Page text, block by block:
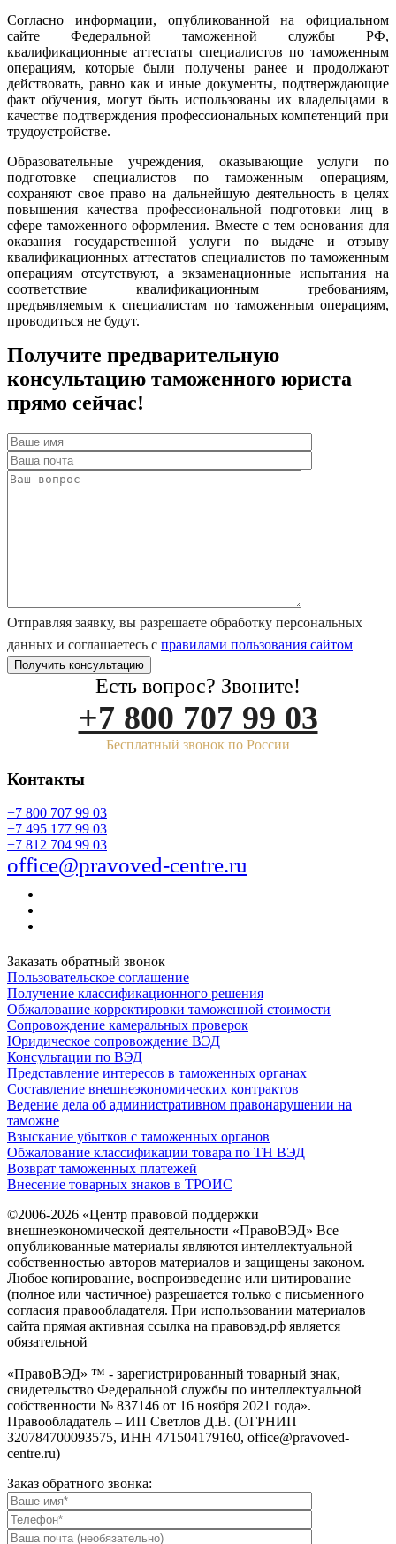
Согласно информации, опубликованной на официальном
сайте Федеральной таможенной службы РФ,
квалификационные аттестаты специалистов по таможенным
операциям, которые были получены ранее и продолжают
действовать, равно как и иные документы, подтверждающие
факт обучения, могут быть использованы их владельцами в
качестве подтверждения профессиональных компетенций при
трудоустройстве.
Образовательные учреждения, оказывающие услуги по
подготовке специалистов по таможенным операциям,
сохраняют свое право на дальнейшую деятельность в целях
повышения качества профессиональной подготовки лиц в
сфере таможенного оформления. Вместе с тем основания для
оказания государственной услуги по выдаче и отзыву
квалификационных аттестатов специалистов по таможенным
операциям отсутствуют, а экзаменационные испытания на
соответствие квалификационным требованиям,
предъявляемым к специалистам по таможенным операциям,
проводиться не будут.
Получите предварительную
консультацию таможенного юриста
прямо сейчас!
Отправляя заявку, вы разрешаете обработку персональных
данных и соглашаетесь с правилами пользования сайтом
Есть вопрос? Звоните!
+7 800 707 99 03
Бесплатный звонок по России
Контакты
+7 800 707 99 03
+7 495 177 99 03
+7 812 704 99 03
office@pravoved-centre.ru
Заказать обратный звонок
Пользовательское соглашение
Получение классификационного решения
Обжалование корректировки таможенной стоимости
Сопровождение камеральных проверок
Юридическое сопровождение ВЭД
Консультации по ВЭД
Представление интересов в таможенных органах
Составление внешнеэкономических контрактов
Ведение дела об административном правонарушении на
таможне
Взыскание убытков с таможенных органов
Обжалование классификации товара по ТН ВЭД
Возврат таможенных платежей
Внесение товарных знаков в ТРОИС
©2006-2026 «Центр правовой поддержки
внешнеэкономической деятельности «ПравоВЭД» Все
опубликованные материалы являются интеллектуальной
собственностью авторов материалов и защищены законом.
Любое копирование, воспроизведение или цитирование
(полное или частичное) разрешается только с письменного
согласия правообладателя. При использовании материалов
сайта прямая активная ссылка на правовэд.рф является
обязательной
«ПравоВЭД» ™ - зарегистрированный товарный знак,
свидетельство Федеральной службы по интеллектуальной
собственности № 837146 от 16 ноября 2021 года».
Правообладатель – ИП Светлов Д.В. (ОГРНИП
320784700093575, ИНН 471504179160, office@pravoved-
centre.ru)
Заказ обратного звонка: